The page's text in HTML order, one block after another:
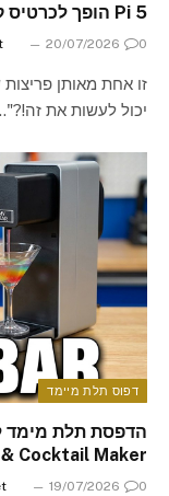
Pi 5 הופך לכרטיס קול TOSLINK תואם ALSA
20/07/2026 0
זו אחת מאותן
יכול לעשות את
דפוס תלת מיימד
& Cocktail Maker
19/07/2026 0